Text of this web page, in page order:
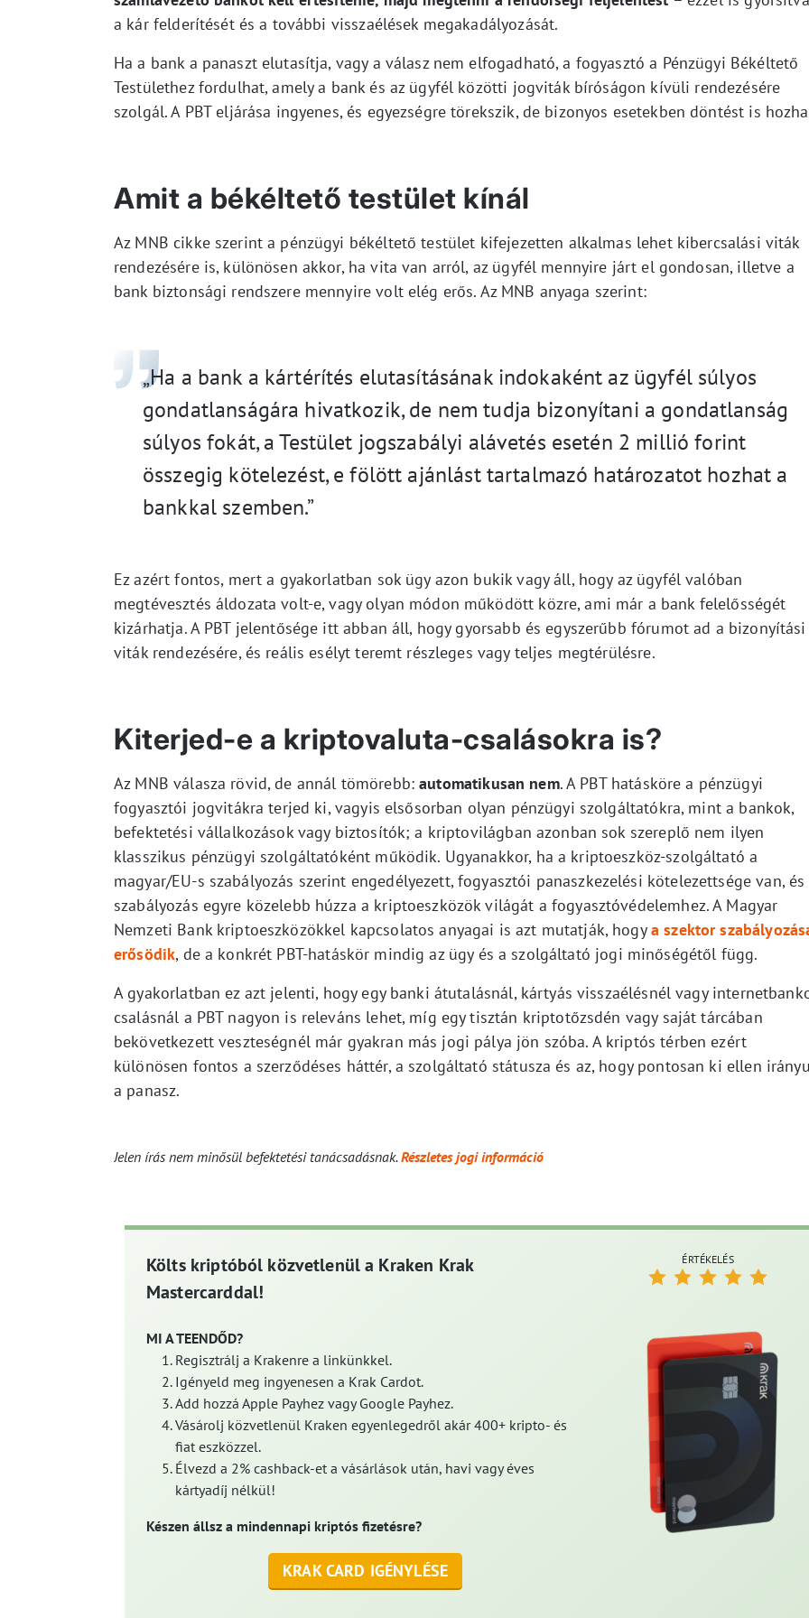
a kár felderítését és a további visszaélések megakadályozását.
Ha a bank a panaszt elutasítja, vagy a válasz nem elfogadható, a fogyasztó a Pénzügyi Békéltető
Testülethez fordulhat, amely a bank és az ügyfél közötti jogviták bíróságon kívüli rendezésére
szolgál. A PBT eljárása ingyenes, és egyezségre törekszik, de bizonyos esetekben döntést is
Amit a békéltető testület kínál
Az MNB cikke szerint a pénzügyi békéltető testület kifejezetten alkalmas lehet kibercsalási viták
rendezésére is, különösen akkor, ha vita van arról, az ügyfél mennyire járt el gondosan, illetve a
bank biztonsági rendszere mennyire volt elég erős. Az MNB anyaga szerint:
„Ha a bank a kártérítés elutasításának indokaként az ügyfél súlyos
gondatlanságára hivatkozik, de nem tudja bizonyítani a gondatlanság
súlyos fokát, a Testület jogszabályi alávetés esetén 2 millió forint
összegig kötelezést, e fölött ajánlást tartalmazó határozatot hozhat a
bankkal szemben.”
Ez azért fontos, mert a gyakorlatban sok ügy azon bukik vagy áll, hogy az ügyfél valóban
megtévesztés áldozata volt-e, vagy olyan módon működött közre, ami már a bank felelősségét
kizárhatja. A PBT jelentősége itt abban áll, hogy gyorsabb és egyszerűbb fórumot ad a bizonyítási
viták rendezésére, és reális esélyt teremt részleges vagy teljes megtérülésre.
Kiterjed-e a kriptovaluta-csalásokra is?
Az MNB válasza rövid, de annál tömörebb: automatikusan nem. A PBT hatásköre a pénzügyi
fogyasztói jogvitákra terjed ki, vagyis elsősorban olyan pénzügyi szolgáltatókra, mint a bankok,
befektetési vállalkozások vagy biztosítók; a kriptovilágban azonban sok szereplő nem ilyen
klasszikus pénzügyi szolgáltatóként működik. Ugyanakkor, ha a kriptoeszköz-szolgáltató a
magyar/EU-s szabályozás szerint engedélyezett, fogyasztói panaszkezelési kötelezettsége van, és
szabályozás egyre közelebb húzza a kriptoeszközök világát a fogyasztóvédelemhez. A Magyar
Nemzeti Bank kriptoeszközökkel kapcsolatos anyagai is azt mutatják, hogya szektor
erősödik, de a konkrét PBT-hatáskör mindig az ügy és a szolgáltató jogi minőségétől függ.
A gyakorlatban ez azt jelenti, hogy egy banki átutalásnál, kártyás visszaélésnél vagy
csalásnál a PBT nagyon is releváns lehet, míg egy tisztán kriptotőzsdén vagy saját tárcában
bekövetkezett veszteségnél már gyakran más jogi pálya jön szóba. A kriptós térben ezért
különösen fontos a szerződéses háttér, a szolgáltató státusza és az, hogy pontosan ki ellen
a panasz.
Jelen írás nem minősül befektetési tanácsadásnak.Részletes jogi információ
Költs kriptóból közvetlenül a Kraken Krak
Mastercarddal!
MI A TEENDŐD?
Regisztrálj a Krakenre a linkünkkel.
Igényeld meg ingyenesen a Krak Cardot.
Add hozzá Apple Payhez vagy Google Payhez.
Vásárolj közvetlenül Kraken egyenlegedről akár 400+ kripto- és
fiat eszközzel.
Élvezd a 2% cashback-et a vásárlások után, havi vagy éves
kártyadíj nélkül!
Készen állsz a mindennapi kriptós fizetésre?
KRAK CARD IGÉNYLÉSE
ÉRTÉKELÉS